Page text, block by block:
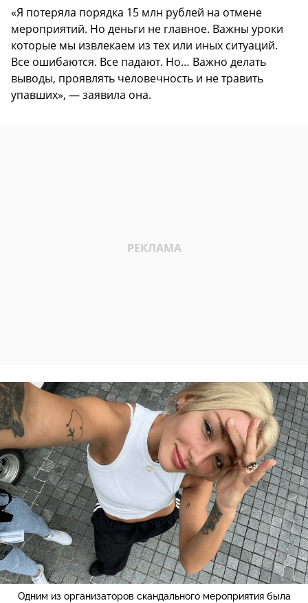
«Я потеряла порядка 15 млн рублей на отмене
мероприятий. Но деньги не главное. Важны уроки
которые мы извлекаем из тех или иных ситуаций.
Все ошибаются. Все падают. Но… Важно делать
выводы, проявлять человечность и не травить
упавших», — заявила она.
Одним из организаторов скандального мероприятия была